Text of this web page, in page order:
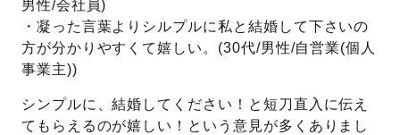
男性/会社員)
・凝った言葉よりシルプルに私と結婚して下さいの
方が分かりやすくて嬉しい。(30代/男性/自営業(個人
事業主))
シンプルに、結婚してください！と短刀直入に伝え
てもらえるのが嬉しい！という意見が多くありまし